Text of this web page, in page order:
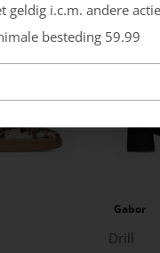
Gabor
Drill
geldig i.c.m. andere
besteding 59.99